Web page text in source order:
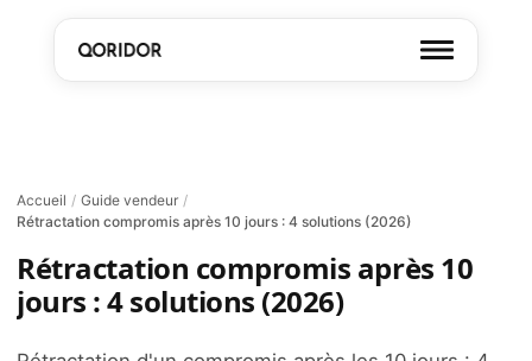
Accueil / Guide vendeur /
Rétractation compromis après 10 jours : 4 solutions (2026)
Rétractation compromis après 10
jours : 4 solutions (2026)